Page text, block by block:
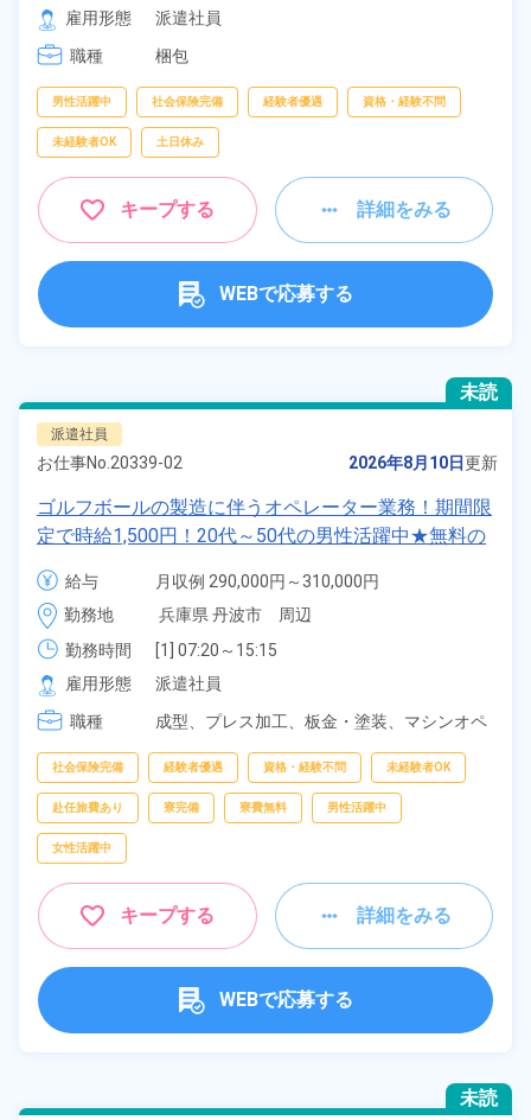
雇用形態
派遣社員
職種
梱包
男性活躍中 社会保険完備 経験者優遇 資格・経験不問
未経験者OK 土日休み
キープする 詳細をみる
WEBで応募する
未読
派遣社員
お仕事No. 20339-02 2026年8月10日更新
ゴルフボールの製造に伴うオペレーター業務！期間限
定で時給1,500円！20代～50代の男性活躍中★無料の
ワンルーム寮完備！赴任旅費会社負担★マイカー通勤
OK！無料駐車場あり！《兵庫県丹波市》
給与
月収例 290,000円～310,000円
時給 1,500円～1,500円
勤務地
兵庫県 丹波市　周辺
勤務時間
[1] 07:20～15:15
[2] 15:05～23:00
[3] 22:50～07:00
雇用形態
派遣社員
職種
成型、 プレス加工、 板金・塗装、 マシンオペ
社会保険完備 経験者優遇 資格・経験不問 未経験者OK
赴任旅費あり 寮完備 寮費無料 男性活躍中
女性活躍中
キープする 詳細をみる
WEBで応募する
未読